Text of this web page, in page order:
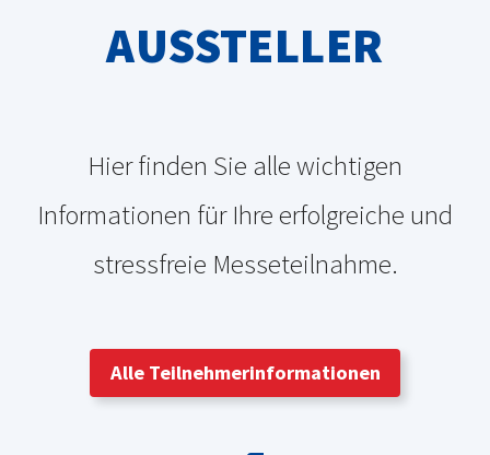
AUSSTELLER
Hier finden Sie alle wichtigen
Informationen für Ihre erfolgreiche und
stressfreie Messeteilnahme.
Alle Teilnehmerinformationen